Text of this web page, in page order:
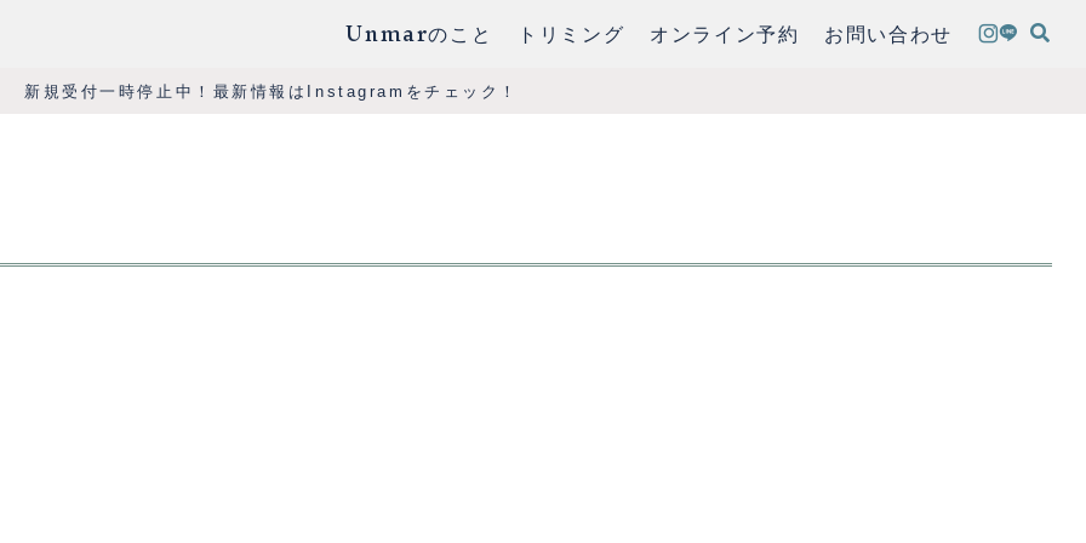
Unmarのこと トリミング オンライン予約 お問い合わせ
新規受付一時停止中！最新情報はInstagramをチェック！